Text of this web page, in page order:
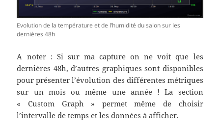
Evolution de la température et de l’humidité du salon sur les
dernières 48h
A noter : Si sur ma capture on ne voit que les
dernières 48h, d’autres graphiques sont disponibles
pour présenter l’évolution des différentes métriques
sur un mois ou même une année ! La section
« Custom Graph » permet même de choisir
l’intervalle de temps et les données à afficher.